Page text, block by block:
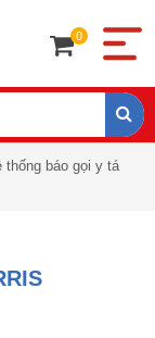
0
thống báo gọi y tá